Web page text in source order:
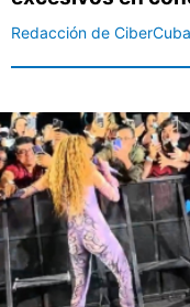
Redacción de CiberCuba